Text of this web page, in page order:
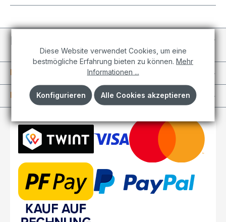
Individuelle Projekte
Informationen
Kundenkonto
Diese Website verwendet Cookies, um eine
bestmögliche Erfahrung bieten zu können. Mehr
Informationen ...
Konfigurieren Alle Cookies akzeptieren